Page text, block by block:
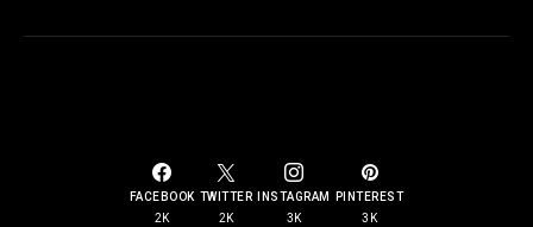
FACEBOOK
2K
TWITTER
2K
INSTAGRAM
3K
PINTEREST
3K